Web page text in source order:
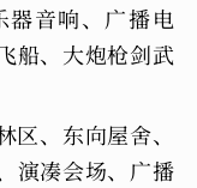
器音响、广播电
船、大炮枪剑武
、东向屋舍、
演凑会场、广播